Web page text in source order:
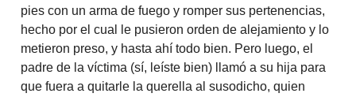
pies con un arma de fuego y romper sus pertenencias,
hecho por el cual le pusieron orden de alejamiento y lo
metieron preso, y hasta ahí todo bien. Pero luego, el
padre de la víctima (sí, leíste bien) llamó a su hija para
que fuera a quitarle la querella al susodicho, quien